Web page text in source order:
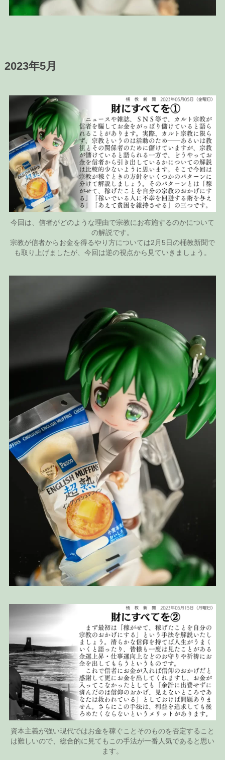
2023年5月
今回は、信者がどのような理由で宗教にお布施するのかについて
の解説です。
宗教が信者からお金を得るやり方については2月5日の桶教新聞で
も取り上げましたが、今回は逆の視点から見ていきましょう。
資本主義が強い現代ではお金を稼ぐことそのものを否定すること
は難しいので、総合的に見てもこの手法が一番人気であると思い
ます。